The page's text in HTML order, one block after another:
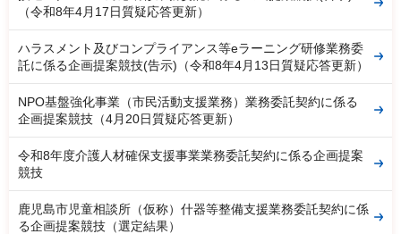
（令和8年4月17日質疑応答更新）
ハラスメント及びコンプライアンス等eラーニング研修業務委
託に係る企画提案競技(告示)（令和8年4月13日質疑応答更新）
NPO基盤強化事業（市民活動支援業務）業務委託契約に係る
企画提案競技（4月20日質疑応答更新）
令和8年度介護人材確保支援事業業務委託契約に係る企画提案
競技
鹿児島市児童相談所（仮称）什器等整備支援業務委託契約に係
る企画提案競技（選定結果）